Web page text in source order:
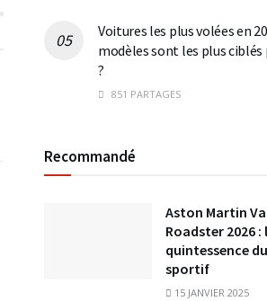
Voitures les plus volées en
modèles sont les plus ciblés
?
851 PARTAGES
Recommandé
Aston Martin
Roadster 2026 :
quintessence
sportif
15 JANVIER 2025